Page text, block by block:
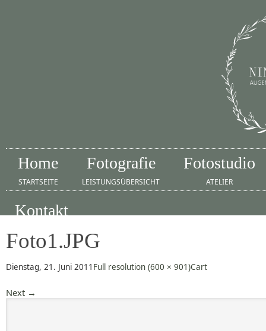
Home
STARTSEITE
Fotografie
LEISTUNGSÜBERSICHT
Fotostudio
ATELIER
Kontakt
Foto1.JPG
Dienstag, 21. Juni 2011 Full resolution (600 × 901)Cart
Next →